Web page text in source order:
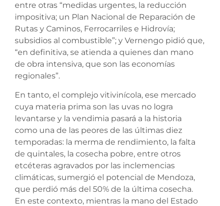
entre otras “medidas urgentes, la reducción
impositiva; un Plan Nacional de Reparación de
Rutas y Caminos, Ferrocarriles e Hidrovía;
subsidios al combustible”; y Vernengo pidió que,
“en definitiva, se atienda a quienes dan mano
de obra intensiva, que son las economías
regionales”.
En tanto, el complejo vitivinícola, ese mercado
cuya materia prima son las uvas no logra
levantarse y la vendimia pasará a la historia
como una de las peores de las últimas diez
temporadas: la merma de rendimiento, la falta
de quintales, la cosecha pobre, entre otros
etcéteras agravados por las inclemencias
climáticas, sumergió el potencial de Mendoza,
que perdió más del 50% de la última cosecha.
En este contexto, mientras la mano del Estado